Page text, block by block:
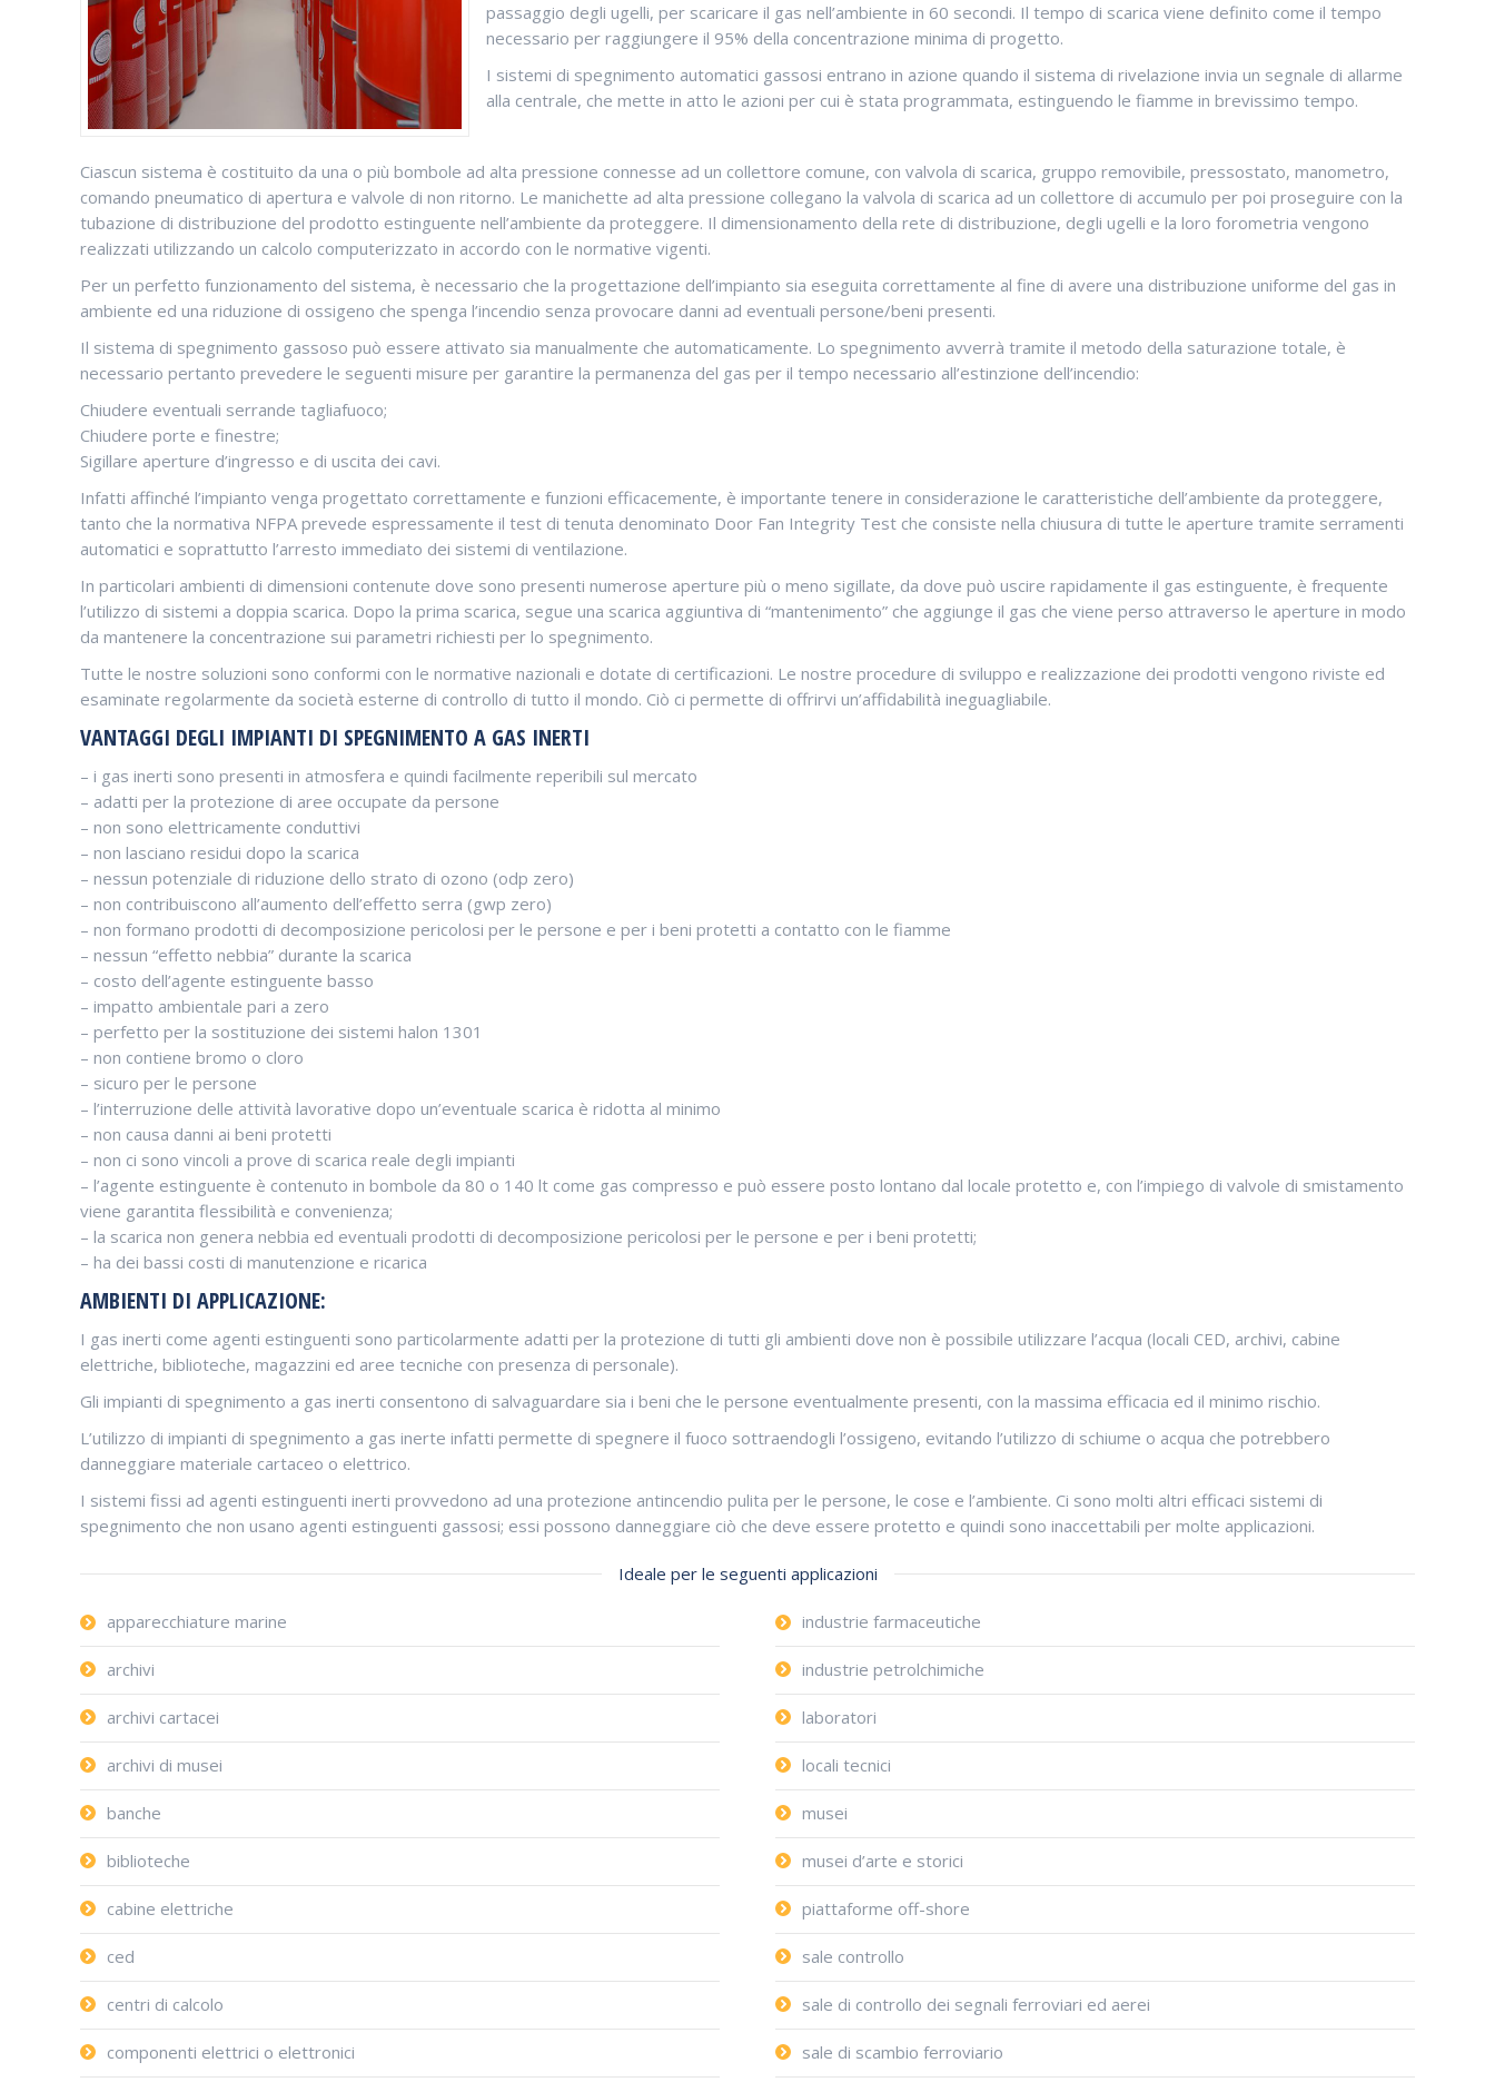
passaggio degli ugelli, per scaricare il gas nell’ambiente in 60 secondi. Il tempo di scarica viene definito come il tempo
necessario per raggiungere il 95% della concentrazione minima di progetto.
I sistemi di spegnimento automatici gassosi entrano in azione quando il sistema di rivelazione invia un segnale di allarme
alla centrale, che mette in atto le azioni per cui è stata programmata, estinguendo le fiamme in brevissimo tempo.
Ciascun sistema è costituito da una o più bombole ad alta pressione connesse ad un collettore comune, con valvola di scarica, gruppo removibile, pressostato, manometro,
comando pneumatico di apertura e valvole di non ritorno. Le manichette ad alta pressione collegano la valvola di scarica ad un collettore di accumulo per poi proseguire con la
tubazione di distribuzione del prodotto estinguente nell’ambiente da proteggere. Il dimensionamento della rete di distribuzione, degli ugelli e la loro forometria vengono
realizzati utilizzando un calcolo computerizzato in accordo con le normative vigenti.
Per un perfetto funzionamento del sistema, è necessario che la progettazione dell’impianto sia eseguita correttamente al fine di avere una distribuzione uniforme del gas in
ambiente ed una riduzione di ossigeno che spenga l’incendio senza provocare danni ad eventuali persone/beni presenti.
Il sistema di spegnimento gassoso può essere attivato sia manualmente che automaticamente. Lo spegnimento avverrà tramite il metodo della saturazione totale, è
necessario pertanto prevedere le seguenti misure per garantire la permanenza del gas per il tempo necessario all’estinzione dell’incendio:
Chiudere eventuali serrande tagliafuoco;
Chiudere porte e finestre;
Sigillare aperture d’ingresso e di uscita dei cavi.
Infatti affinché l’impianto venga progettato correttamente e funzioni efficacemente, è importante tenere in considerazione le caratteristiche dell’ambiente da proteggere,
tanto che la normativa NFPA prevede espressamente il test di tenuta denominato Door Fan Integrity Test che consiste nella chiusura di tutte le aperture tramite serramenti
automatici e soprattutto l’arresto immediato dei sistemi di ventilazione.
In particolari ambienti di dimensioni contenute dove sono presenti numerose aperture più o meno sigillate, da dove può uscire rapidamente il gas estinguente, è frequente
l’utilizzo di sistemi a doppia scarica. Dopo la prima scarica, segue una scarica aggiuntiva di “mantenimento” che aggiunge il gas che viene perso attraverso le aperture in modo
da mantenere la concentrazione sui parametri richiesti per lo spegnimento.
Tutte le nostre soluzioni sono conformi con le normative nazionali e dotate di certificazioni. Le nostre procedure di sviluppo e realizzazione dei prodotti vengono riviste ed
esaminate regolarmente da società esterne di controllo di tutto il mondo. Ciò ci permette di offrirvi un’affidabilità ineguagliabile.
VANTAGGI DEGLI IMPIANTI DI SPEGNIMENTO A GAS INERTI
– i gas inerti sono presenti in atmosfera e quindi facilmente reperibili sul mercato
– adatti per la protezione di aree occupate da persone
– non sono elettricamente conduttivi
– non lasciano residui dopo la scarica
– nessun potenziale di riduzione dello strato di ozono (odp zero)
– non contribuiscono all’aumento dell’effetto serra (gwp zero)
– non formano prodotti di decomposizione pericolosi per le persone e per i beni protetti a contatto con le fiamme
– nessun “effetto nebbia” durante la scarica
– costo dell’agente estinguente basso
– impatto ambientale pari a zero
– perfetto per la sostituzione dei sistemi halon 1301
– non contiene bromo o cloro
– sicuro per le persone
– l’interruzione delle attività lavorative dopo un’eventuale scarica è ridotta al minimo
– non causa danni ai beni protetti
– non ci sono vincoli a prove di scarica reale degli impianti
– l’agente estinguente è contenuto in bombole da 80 o 140 lt come gas compresso e può essere posto lontano dal locale protetto e, con l’impiego di valvole di smistamento
viene garantita flessibilità e convenienza;
– la scarica non genera nebbia ed eventuali prodotti di decomposizione pericolosi per le persone e per i beni protetti;
– ha dei bassi costi di manutenzione e ricarica
AMBIENTI DI APPLICAZIONE:
I gas inerti come agenti estinguenti sono particolarmente adatti per la protezione di tutti gli ambienti dove non è possibile utilizzare l’acqua (locali CED, archivi, cabine
elettriche, biblioteche, magazzini ed aree tecniche con presenza di personale).
Gli impianti di spegnimento a gas inerti consentono di salvaguardare sia i beni che le persone eventualmente presenti, con la massima efficacia ed il minimo rischio.
L’utilizzo di impianti di spegnimento a gas inerte infatti permette di spegnere il fuoco sottraendogli l’ossigeno, evitando l’utilizzo di schiume o acqua che potrebbero
danneggiare materiale cartaceo o elettrico.
I sistemi fissi ad agenti estinguenti inerti provvedono ad una protezione antincendio pulita per le persone, le cose e l’ambiente. Ci sono molti altri efficaci sistemi di
spegnimento che non usano agenti estinguenti gassosi; essi possono danneggiare ciò che deve essere protetto e quindi sono inaccettabili per molte applicazioni.
Ideale per le seguenti applicazioni
apparecchiature marine
archivi
archivi cartacei
archivi di musei
banche
biblioteche
cabine elettriche
ced
centri di calcolo
componenti elettrici o elettronici
industrie farmaceutiche
industrie petrolchimiche
laboratori
locali tecnici
musei
musei d’arte e storici
piattaforme off-shore
sale controllo
sale di controllo dei segnali ferroviari ed aerei
sale di scambio ferroviario